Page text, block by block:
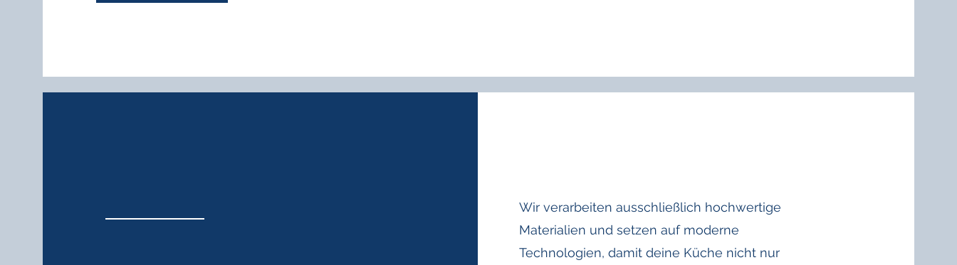
Wir verarbeiten ausschließlich hochwertige
Materialien und setzen auf moderne
Technologien, damit deine Küche nicht nur